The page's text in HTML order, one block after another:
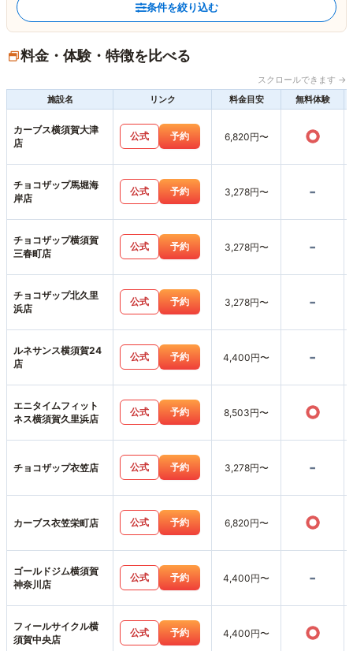
条件を絞り込む
料金・体験・特徴を比べる
スクロールできます →
施設名
リンク 料金目安 無料体験
カーブス横須賀大津
店
公式 予約 6,820円〜 ○
チョコザップ馬堀海
岸店
公式 予約 3,278円〜 -
チョコザップ横須賀
三春町店
公式 予約 3,278円〜 -
チョコザップ北久里
浜店
公式 予約 3,278円〜 -
ルネサンス横須賀24
店
公式 予約 4,400円〜 -
エニタイムフィット
ネス横須賀久里浜店
公式 予約 8,503円〜 ○
チョコザップ衣笠店 公式 予約 3,278円〜 -
カーブス衣笠栄町店 公式 予約 6,820円〜 ○
ゴールドジム横須賀
神奈川店
公式 予約 4,400円〜 -
フィールサイクル横
須賀中央店
公式 予約 4,400円〜 ○